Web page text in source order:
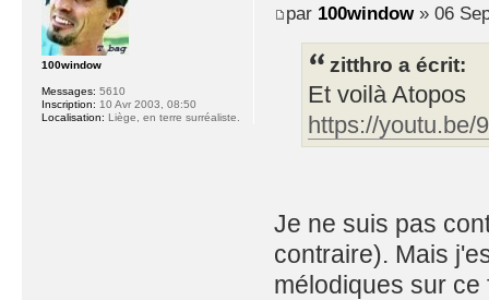
par 100window» 06
zitthro a écrit:
Et voilà Atopos
https://youtu.be/
Je ne suis pas
contraire). Mais
mélodiques sur ce
100window
Messages: 5610
Inscription: 10 Avr 2003, 08:50
Localisation: Liège, en terre surréaliste.